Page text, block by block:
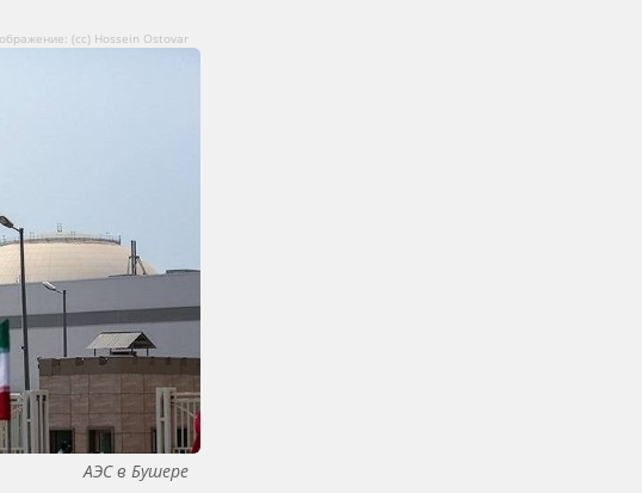
(сс) Hossein Ostovar
АЭС в Бушере